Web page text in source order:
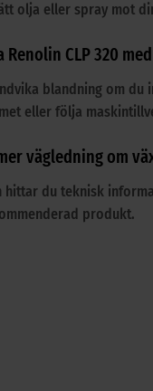
olja eller spray mot
Renolin CLP 320
blandning om
eller följa
vägledning om
hittar du teknisk
produkt.